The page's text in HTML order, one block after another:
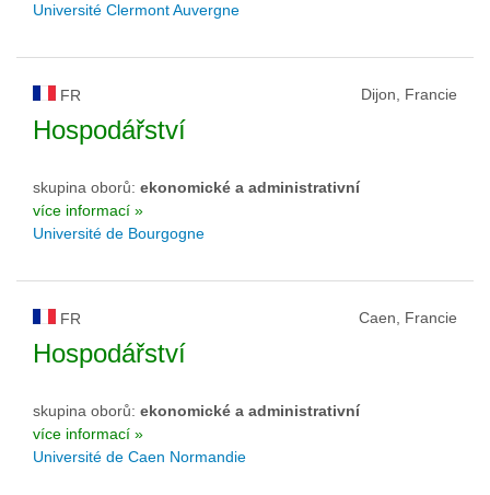
Université Clermont Auvergne
FR Dijon, Francie
Hospodářství
skupina oborů: ekonomické a administrativní
více informací »
Université de Bourgogne
FR Caen, Francie
Hospodářství
skupina oborů: ekonomické a administrativní
více informací »
Université de Caen Normandie